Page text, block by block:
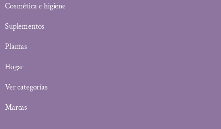
Cosmética e higiene
Suplementos
Plantas
Hogar
Ver categorías
Marcas